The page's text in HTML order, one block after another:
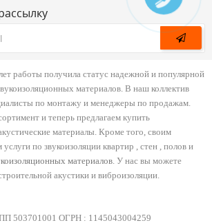
работы получила статус надежной и популярной
материалов. В наш коллектив
по монтажу и менеджеры по продажам.
и теперь предлагаем купить
материалы. Кроме того, своим
по звукоизоляции квартир , стен , полов и
материалов. У нас вы можете
акустики и виброизоляции.
503701001 ОГРН : 1145043004259